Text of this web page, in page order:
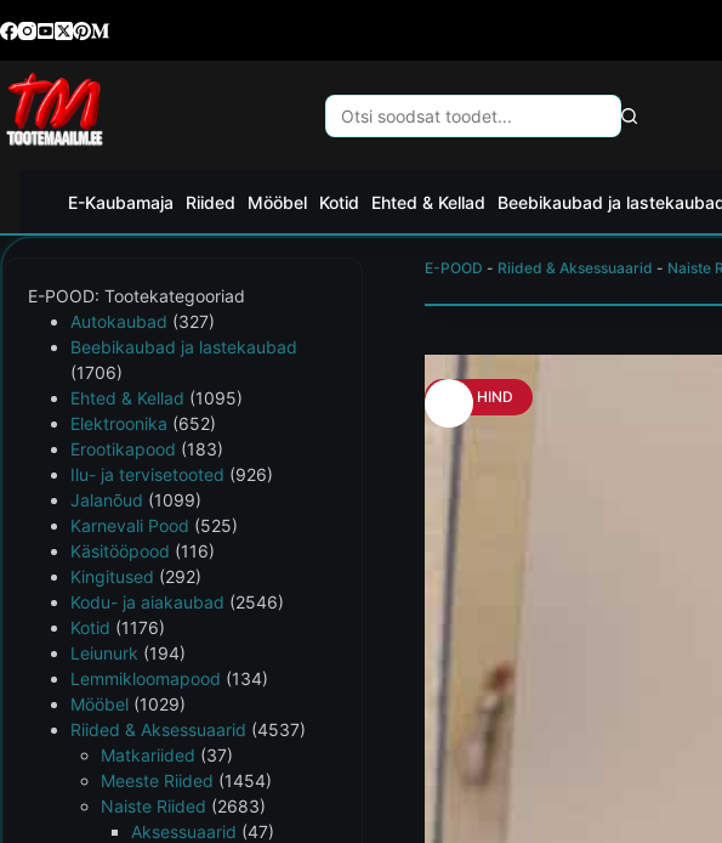
E-Kaubamaja Riided Mööbel Kotid Ehted & Kellad Beebikaubad ja
E-POOD - Riided & Aksessuaarid - Naiste
HEA HIND
E-POOD: Tootekategooriad
Autokaubad (327)
Beebikaubad ja lastekaubad
(1706)
Ehted & Kellad (1095)
Elektroonika (652)
Erootikapood (183)
Ilu- ja tervisetooted (926)
Jalanõud (1099)
Karnevali Pood (525)
Käsitööpood (116)
Kingitused (292)
Kodu- ja aiakaubad (2546)
Kotid (1176)
Leiunurk (194)
Lemmikloomapood (134)
Mööbel (1029)
Riided & Aksessuaarid (4537)
Matkariided (37)
Meeste Riided (1454)
Naiste Riided (2683)
Aksessuaarid (47)